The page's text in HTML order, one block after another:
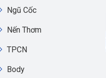
Ngũ Cốc
Nến Thơm
TPCN
Body